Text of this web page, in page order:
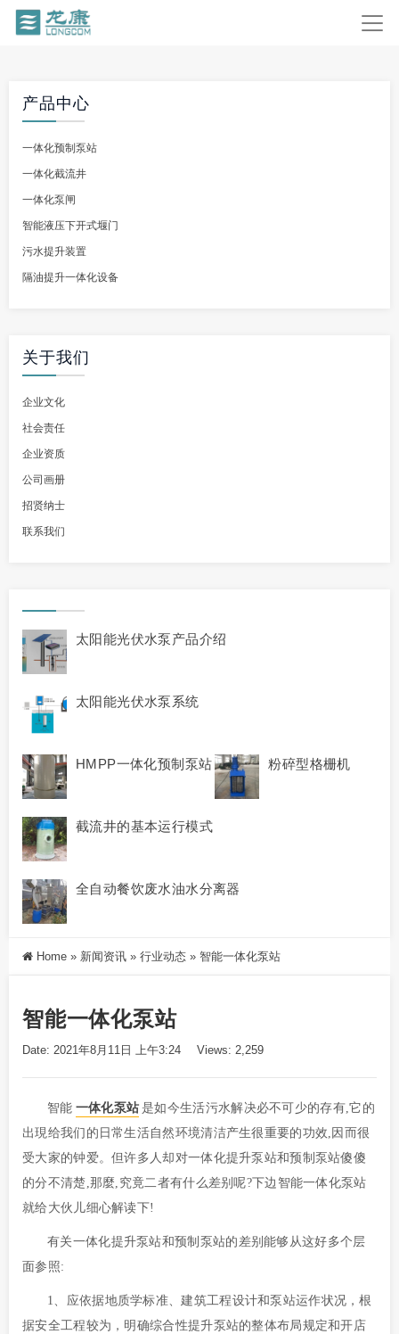
产品中心
一体化预制泵站
一体化截流井
一体化泵闸
智能液压下开式堰门
污水提升装置
隔油提升一体化设备
关于我们
企业文化
社会责任
企业资质
公司画册
招贤纳士
联系我们
太阳能光伏水泵产品介绍
太阳能光伏水泵系统
HMPP一体化预制泵站 粉碎型格栅机
截流井的基本运行模式
全自动餐饮废水油水分离器
Home » 新闻资讯 » 行业动态 » 智能一体化泵站
智能一体化泵站
Date: 2021年8月11日 上午3:24 Views: 2,259
智能 一体化泵站 是如今生活污水解决必不可少的存有,它的
出現给我们的日常生活自然环境清洁产生很重要的功效,因而很
受大家的钟爱。但许多人却对一体化提升泵站和预制泵站傻傻
的分不清楚,那麼,究竟二者有什么差别呢?下边智能一体化泵站
就给大伙儿细心解读下!
有关一体化提升泵站和预制泵站的差别能够从这好多个层
面参照:
1、应依据地质学标准、建筑工程设计和泵站运作状况，根
据安全工程较为，明确综合性提升泵站的整体布局规定和开店